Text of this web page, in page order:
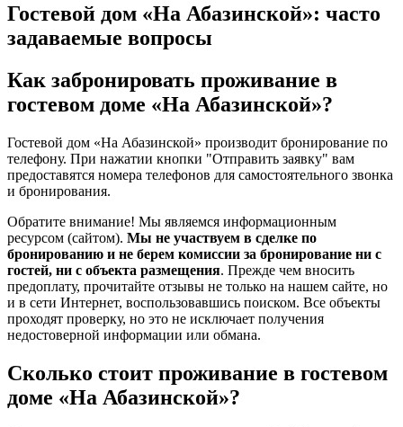
Гостевой дом «На Абазинской»: часто
задаваемые вопросы
Как забронировать проживание в
гостевом доме «На Абазинской»?
Гостевой дом «На Абазинской» производит бронирование по
телефону. При нажатии кнопки "Отправить заявку" вам
предоставятся номера телефонов для самостоятельного звонка
и бронирования.
Обратите внимание! Мы являемся информационным
ресурсом (сайтом). Мы не участвуем в сделке по
бронированию и не берем комиссии за бронирование ни с
гостей, ни с объекта размещения. Прежде чем вносить
предоплату, прочитайте отзывы не только на нашем сайте, но
и в сети Интернет, воспользовавшись поиском. Все объекты
проходят проверку, но это не исключает получения
недостоверной информации или обмана.
Сколько стоит проживание в гостевом
доме «На Абазинской»?